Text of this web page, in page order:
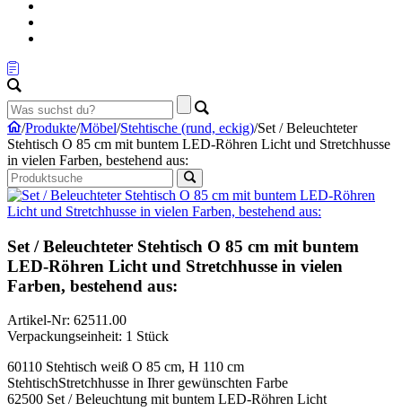
/Produkte/Möbel/Stehtische (rund, eckig)/Set / Beleuchteter
Stehtisch O 85 cm mit buntem LED-Röhren Licht und Stretchhusse
in vielen Farben, bestehend aus:
Set / Beleuchteter Stehtisch O 85 cm mit buntem
LED-Röhren Licht und Stretchhusse in vielen
Farben, bestehend aus:
Artikel-Nr: 62511.00
Verpackungseinheit: 1 Stück
60110 Stehtisch weiß O 85 cm, H 110 cm
StehtischStretchhusse in Ihrer gewünschten Farbe
62500 Set / Beleuchtung mit buntem LED-Röhren Licht